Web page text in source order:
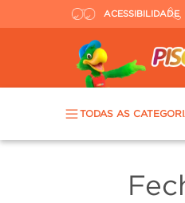
ACESSIBILIDADE
TODAS AS